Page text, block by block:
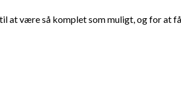
at være så komplet som muligt, og for at